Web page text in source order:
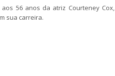
aos 56 anos da atriz Courteney Cox,
sua carreira.